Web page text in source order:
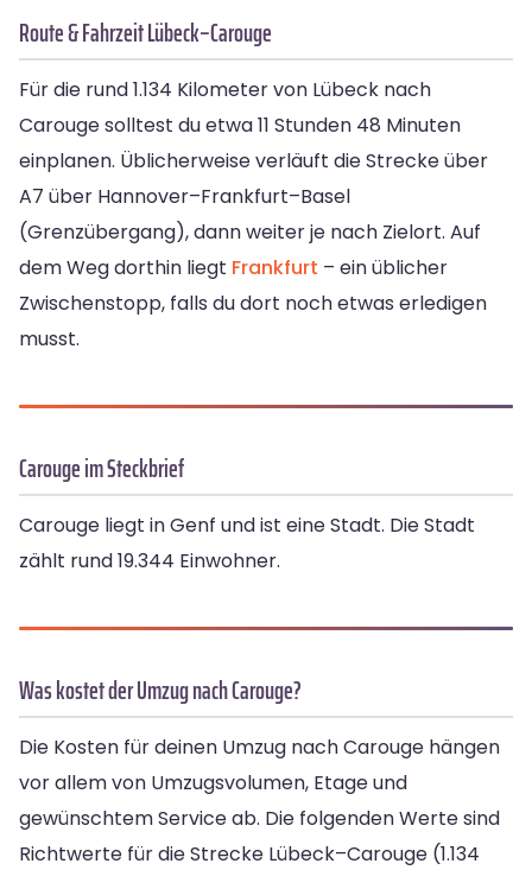
Route & Fahrzeit Lübeck–Carouge
Für die rund 1.134 Kilometer von Lübeck nach
Carouge solltest du etwa 11 Stunden 48 Minuten
einplanen. Üblicherweise verläuft die Strecke über
A7 über Hannover–Frankfurt–Basel
(Grenzübergang), dann weiter je nach Zielort. Auf
dem Weg dorthin liegt Frankfurt – ein üblicher
Zwischenstopp, falls du dort noch etwas erledigen
musst.
Carouge im Steckbrief
Carouge liegt in Genf und ist eine Stadt. Die Stadt
zählt rund 19.344 Einwohner.
Was kostet der Umzug nach Carouge?
Die Kosten für deinen Umzug nach Carouge hängen
vor allem von Umzugsvolumen, Etage und
gewünschtem Service ab. Die folgenden Werte sind
Richtwerte für die Strecke Lübeck–Carouge (1.134